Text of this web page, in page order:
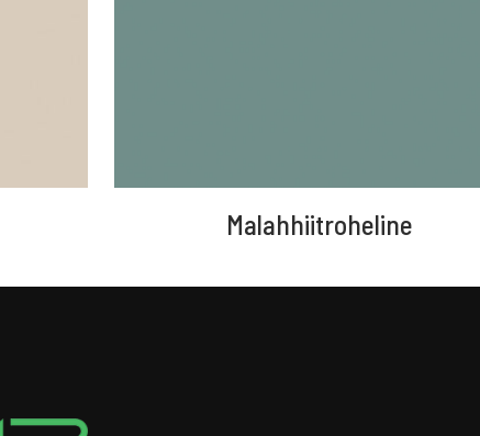
Malahhiitroheline